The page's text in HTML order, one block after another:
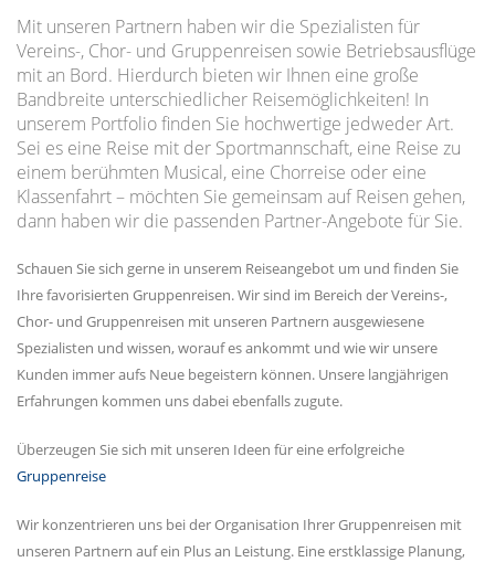
Mit unseren Partnern haben wir die Spezialisten für
Vereins-, Chor- und Gruppenreisen sowie Betriebsausflüge
mit an Bord. Hierdurch bieten wir Ihnen eine große
Bandbreite unterschiedlicher Reisemöglichkeiten! In
unserem Portfolio finden Sie hochwertige jedweder Art.
Sei es eine Reise mit der Sportmannschaft, eine Reise zu
einem berühmten Musical, eine Chorreise oder eine
Klassenfahrt – möchten Sie gemeinsam auf Reisen gehen,
dann haben wir die passenden Partner-Angebote für Sie.
Schauen Sie sich gerne in unserem Reiseangebot um und finden Sie
Ihre favorisierten Gruppenreisen. Wir sind im Bereich der Vereins-,
Chor- und Gruppenreisen mit unseren Partnern ausgewiesene
Spezialisten und wissen, worauf es ankommt und wie wir unsere
Kunden immer aufs Neue begeistern können. Unsere langjährigen
Erfahrungen kommen uns dabei ebenfalls zugute.
Überzeugen Sie sich mit unseren Ideen für eine erfolgreiche
Gruppenreise
Wir konzentrieren uns bei der Organisation Ihrer Gruppenreisen mit
unseren Partnern auf ein Plus an Leistung. Eine erstklassige Planung,